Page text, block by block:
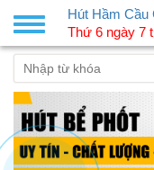
Toggle
navigation
Hút Hầm Cầu
Thứ 6 ngày 7